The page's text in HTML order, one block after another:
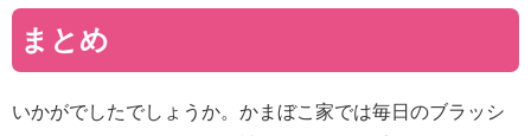
まとめ
いかがでしたでしょうか。かまぼこ家では毎日のブラッシ